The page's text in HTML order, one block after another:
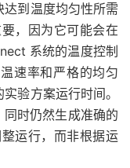
到温度均匀性所需
，因为它可能会在
系统的温度控制
速率和严格的均匀
验方案运行时间。
时仍然生成准确的
运行，而非根据运